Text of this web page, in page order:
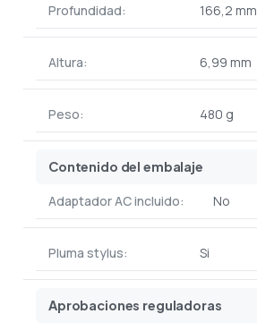
Profundidad: 166,2 mm
Altura: 6,99 mm
Peso: 480 g
Contenido del embalaje
Adaptador AC incluido: No
Pluma stylus: Si
Aprobaciones reguladoras